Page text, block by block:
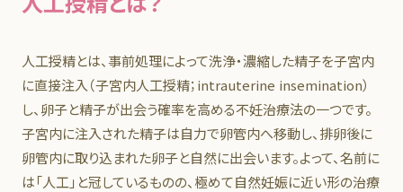
着床前診断(PGT-A,PGT-SR)
子宮内フローラ
子宮内膜着床能検査(ERA)
TMET(経子宮筋層的胚移植法)
人工授精とは、事前処理によって洗浄・濃縮した精子を子宮内
に直接注入（子宮内人工授精；intrauterine insemination）
し、卵子と精子が出会う確率を高める不妊治療法の一つです。
子宮内に注入された精子は自力で卵管内へ移動し、排卵後に
卵管内に取り込まれた卵子と自然に出会います。よって、名前に
は「人工」と冠しているものの、極めて自然妊娠に近い形の治療